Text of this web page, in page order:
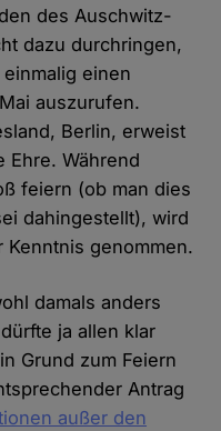
des Auschwitz-
dazu durchringen,
einen
auszurufen.
Berlin, erweist
Ehre. Während
feiern (ob man dies
dahingestellt), wird
genommen.
damals anders
ja allen klar
Grund zum Feiern
Antrag
außer den